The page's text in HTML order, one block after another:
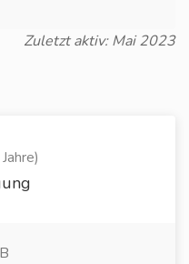
Zuletzt aktiv: Mai 2023